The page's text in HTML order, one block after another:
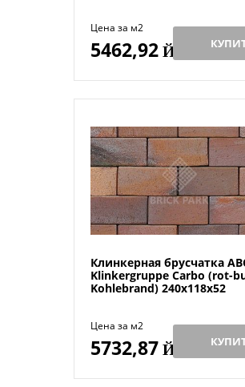
Цена за м2
5462,92Й
Клинкерная брусчатка
Klinkergruppe Carbo (rot-
Kohlebrand) 240х118х52
Цена за м2
5732,87Й